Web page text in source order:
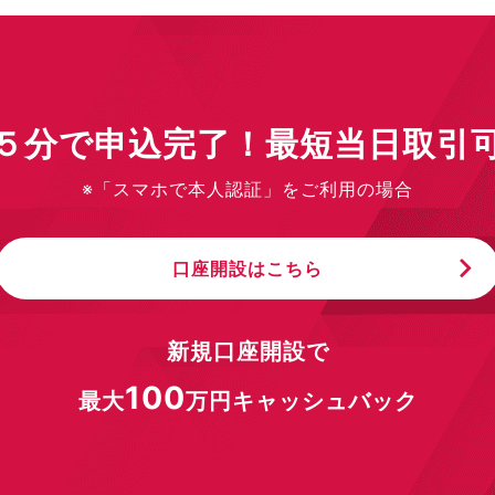
分で申込完了！最短当日取引
※「スマホで本人認証」をご利用の場合
口座開設はこちら
新規口座開設で
最大100万円キャッシュバック